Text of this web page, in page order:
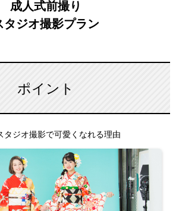
成人式前撮り
タジオ撮影プラン
ポイント
タジオ撮影で可愛くなれる理由